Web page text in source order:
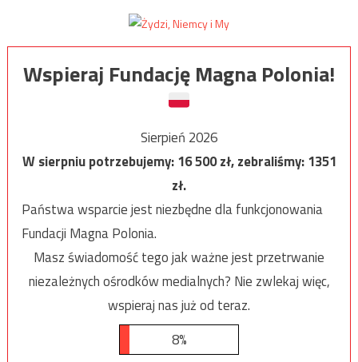
Wspieraj Fundację Magna Polonia!
Sierpień 2026
W sierpniu potrzebujemy:16 500zł, zebraliśmy:1351
zł.
Państwa wsparcie jest niezbędne dla funkcjonowania
Fundacji Magna Polonia.
Masz świadomość tego jak ważne jest przetrwanie
niezależnych ośrodków medialnych? Nie zwlekaj więc,
wspieraj nas już od teraz.
8%